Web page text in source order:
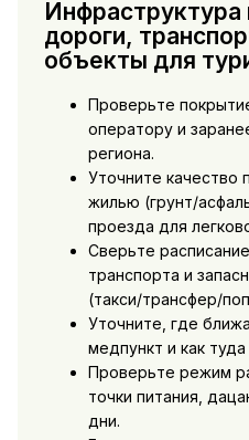
Инфраструктура
дороги,
объекты для
Проверьте
оператору и
региона.
Уточните качество
жилью (грунт/
проезда для
Сверьте
транспорта и
(такси/трансфер/
Уточните, где
медпункт и как
Проверьте режим
точки питания,
дни.